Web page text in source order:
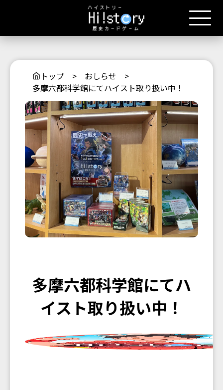
トップ > おしらせ >
多摩六都科学館にてハイスト取り扱い中！
多摩六都科学館にてハ
イスト取り扱い中！